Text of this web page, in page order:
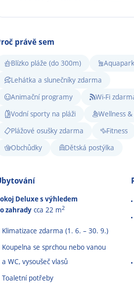
právě sem
Blízko pláže (do 300m)
Lehátka a slunečníky zdarma
Animační programy
Wi-Fi
Vodní sporty na pláži
Wellness &
Plážové osušky zdarma
Fitness
Obchůdky
Dětská postýlka
Deluxe s výhledem
zahrady cca 22 m2
Klimatizace zdarma (1. 6. – 30. 9.)
Koupelna se sprchou nebo vanou
a WC, vysoušeč vlasů
Toaletní potřeby